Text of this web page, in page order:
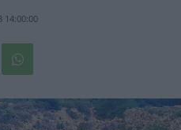
14:00:00